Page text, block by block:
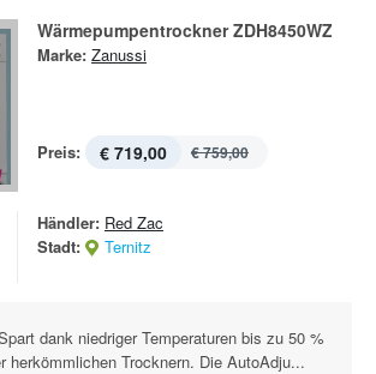
Wärmepumpentrockner ZDH8450WZ
Marke: Zanussi
Preis: € 719,00 € 759,00
Händler: Red Zac
Stadt:
Ternitz
dank niedriger Temperaturen bis zu 50 %
herkömmlichen Trocknern. Die AutoAdju...